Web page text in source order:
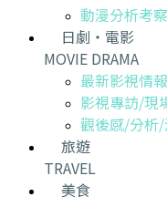
動漫分析考
日劇・電影
MOVIE DRAMA
最新影視情報
影視專訪/現
觀後感/分析
旅遊
TRAVEL
美食